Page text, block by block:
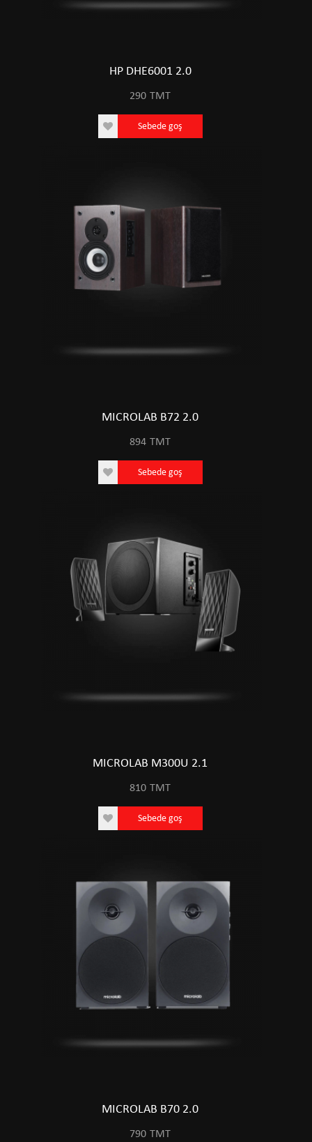
HP DHE6001 2.0
290 TMT
Sebede goş
MICROLAB B72 2.0
894 TMT
Sebede goş
MICROLAB M300U 2.1
810 TMT
Sebede goş
MICROLAB B70 2.0
790 TMT